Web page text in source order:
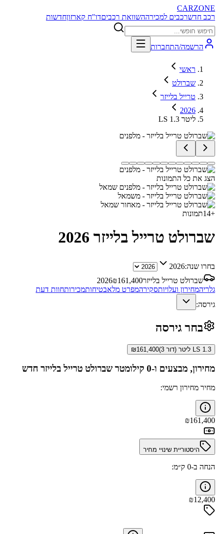
CARZONE
רכב חדשרכבים למכירההשוואת רכביםדו"ח קארזוןחדשות
הרשמה/התחברות
ראשי
שברולט
טרייל בלייזר
2026
LS 1.3 ליטר
הצג את כל התמונות
+
14תמונות
שברולט טרייל בלייזר 2026
בחרו שנה:2026
שברולט טרייל בלייזר
2026₪161,400
גלריהמחירון ועלויותסקירהמפרט מלאבטיחותמכירותחוות דעת
גירסה:
בחר גירסה
LS 1.3 ליטר (דור 3) ₪161,400
מחירון, מבצעים ו-0 קילומטר שברולט טרייל בלייזר חדש
מחיר מחירון רשמי:
₪161,400
היסטוריית שינויי מחיר
הנחה ב-0 ק״מ:
₪12,400